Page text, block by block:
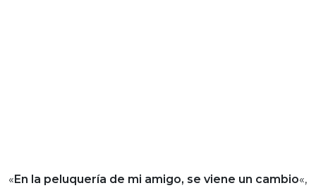
«En la peluquería de mi amigo, se viene un cambio«,